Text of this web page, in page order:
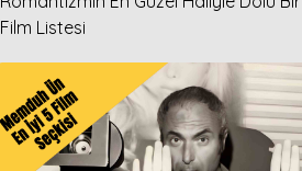
Film Listesi